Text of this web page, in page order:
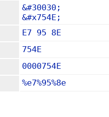
&#30030;
&#x754E;
E7 95 8E
754E
0000754E
%e7%95%8e